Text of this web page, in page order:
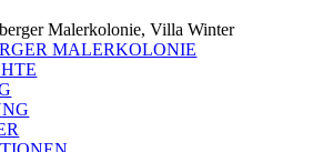
MALERKOLONIE